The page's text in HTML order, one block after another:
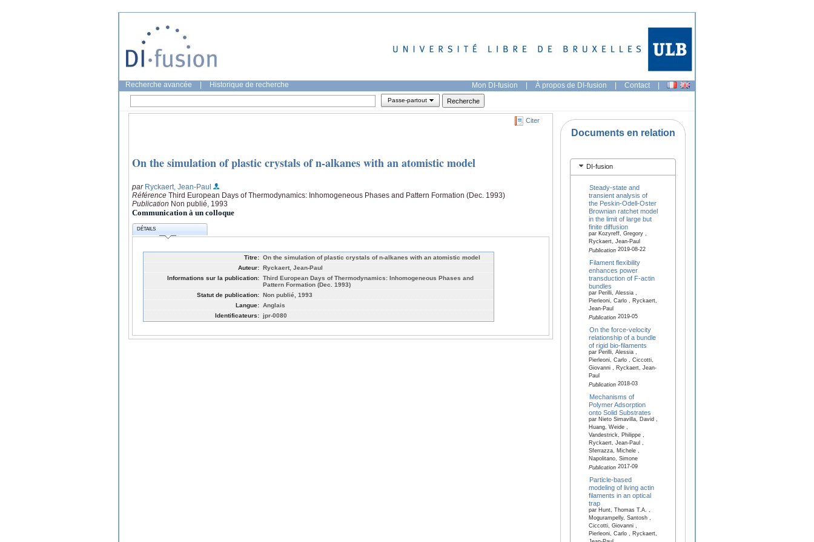
Recherche avancée Historique de recherche Mon DI-fusion | À propos de DI-fusion | Contact |
Passe-partout
Citer
On the simulation of plastic crystals of n-alkanes with an atomistic model
par Ryckaert, Jean-Paul
Référence Third European Days of Thermodynamics: Inhomogeneous Phases and Pattern Formation (Dec. 1993)
Publication Non publié, 1993
Communication à un colloque
DÉTAILS
Titre: On the simulation of plastic crystals of n-alkanes with an atomistic model
Auteur: Ryckaert, Jean-Paul
Informations sur la publication: Third European Days of Thermodynamics: Inhomogeneous Phases and
Pattern Formation (Dec. 1993)
Statut de publication: Non publié, 1993
Langue: Anglais
Identificateurs: jpr-0080
Documents en relation
DI-fusion
Steady-state and
transient analysis of
the Peskin-Odell-Oster
Brownian ratchet model
in the limit of large but
finite diffusion
par Kozyreff, Gregory ,
Ryckaert, Jean-Paul
Publication2019-08-22
Filament flexibility
enhances power
transduction of F-actin
bundles
par Perilli, Alessia ,
Pierleoni, Carlo , Ryckaert,
Jean-Paul
Publication2019-05
On the force-velocity
relationship of a bundle
of rigid bio-filaments
par Perilli, Alessia ,
Pierleoni, Carlo , Ciccotti,
Giovanni , Ryckaert, Jean-
Paul
Publication2018-03
Mechanisms of
Polymer Adsorption
onto Solid Substrates
par Nieto Simavilla, David ,
Huang, Weide ,
Vandestrick, Philippe ,
Ryckaert, Jean-Paul ,
Sferrazza, Michele ,
Napolitano, Simone
Publication2017-09
Particle-based
modeling of living actin
filaments in an optical
trap
par Hunt, Thomas T.A. ,
Mogurampelly, Santosh ,
Ciccotti, Giovanni ,
Pierleoni, Carlo , Ryckaert,